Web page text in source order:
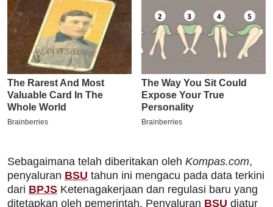
Sebagaimana telah diberitakan oleh Kompas.com,
penyaluran BSU tahun ini mengacu pada data terkini
dari BPJS Ketenagakerjaan dan regulasi baru yang
ditetapkan oleh pemerintah. Penyaluran BSU diatur